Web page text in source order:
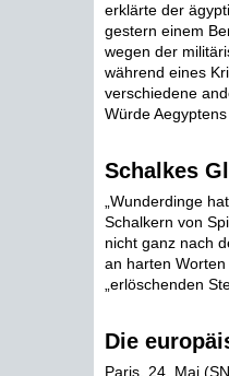
erklärte der
gestern einem
wegen der
während eines
verschiedene
Würde
Schalkes
„Wunderdinge
Schalkern von
nicht ganz nach
an harten
„erlöschenden
Die
Paris, 24. Mai